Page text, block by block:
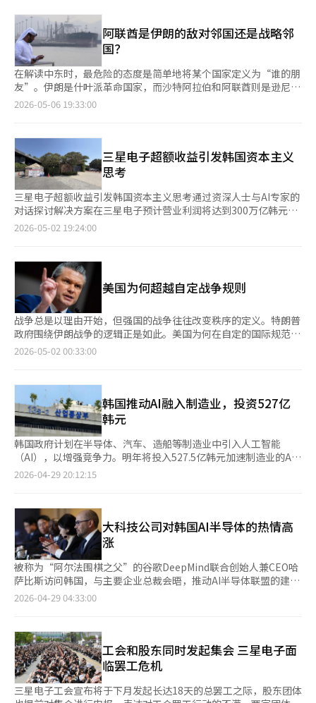
阿联酋是伊朗的敌对邻国还是战略邻
国？
在解读中东时，最危险的态度是简单地将某个国家定义为“谁的朋
友”。伊朗是什叶派革命国家，而沙特阿拉伯和阿联酋则是逊尼派
海湾君主国。以色列是伊朗最大的安全敌国，美国是海湾君主国的
然而，实际的中东远比这复杂。尤其是阿联酋的举动，充分展示了
当今中东秩序的复杂性和计算性。最近，伊朗军队对阿联酋的攻击
声明被阿联酋方面否认，但同时警告称，如果在阿联酋领土上针对
伊朗的军事行动开始，将会进行“毁灭性报复”。阿联酋声称击落
了来自伊朗的导弹和无人机，并称富查伊拉港的石油设施发生火
灾，但伊朗对此予以否认。这里重要的不是事实的争论，而是伊朗
在说“我们没有做”的同时，威胁称“如果你们成为美国和以色列
的军事基地，我们不会袖手旁观”。这就是伊朗式的战略语言。否
声称受到攻击，但并未采取直接的军事报复。这并不仅仅是因为恐
惧。阿联酋是一个小而富裕的国家。迪拜的金融、阿布扎比的能
源、富查伊拉的港口、先进的物流和旅游、国际资本的信任是国家
生存的核心。与伊朗的全面冲突可能会动摇阿联酋的根基。尽管伊
朗经济困难，受到国际制裁，但其拥有导弹、无人机、革命卫队和
海上不对称力量。如果阿联酋进行一次报复，伊朗可能会进行更大
规模的报复，这将同时动摇国际保险费、船舶运费、港口货物运
输、原油运输和外国投资心理。因此，阿联酋的选择是“愤怒但不
和富查伊拉。霍尔木兹海峡是全球能源流动的“动脉”。伊朗控制
着北岸，而阿联酋则在南岸运营港口和能源运输网络。富查伊拉是
绕过霍尔木兹海峡风险的战略港口，但同时也在伊朗的导弹和无人
机的打击范围内。在中东，地理就是命运。从韩国的角度看，阿联
酋是中东扩展的基地，作为先进城市和投资国家，但其国土正面临
着伊朗这个庞大的波斯国家。因此，阿联酋在强烈反对伊朗的同时
却不越过战争的门槛，正是因为这一点。中东的小国并非仅凭勇气
生存，而是凭借平衡感生存。伊朗与阿联酋关系的根源在于宗派问
相反，阿联酋和沙特等海湾君主国则基于逊尼派君主秩序。伊朗自
称是“抵抗西方和犹太复国主义的中心”，而海湾君主国则将伊朗
视为“可能动摇其体制的革命输出国”。然而，宗教只是表面，实
际上是权力和安全的问题。伊朗对阿联酋说“你们不能成为美国和
犹太复国主义者的巢穴”，听起来像是宗教谴责，但核心是军事警
告。伊朗最害怕的就是阿联酋成为美国和以色列的情报、反导和海
上行动基地。此外，波斯与阿拉伯之间的历史紧张关系也交织其
为文明的中心，而非中东的边缘国家。阿联酋是1971年独立的现
代国家，但通过金融、港口、能源、航空、投资和先进城市战略，
迅速成为全球重要的国家。波斯的深厚文明国家与阿拉伯的新兴商
业国家在波斯湾相对而立。两者无法完全忽视对方，也无法完全信
任对方。更深层次的火药桶是阿布穆萨岛、大通布岛和小通布岛问
2026-05-06 19:33:00
三星电子超额收益引发韩国资本主义
思考
三星电子超额收益引发韩国资本主义思考通过资深人士与AI专家的
对话探讨解决方案在三星电子预计营业利润将达到300万亿韩元的
背景下，围绕这笔巨额盈余的归属问题引发了激烈争论。工会要求
即“剩余索取权”的问题。企业是各种利益相关者提供资源并事先
约定报酬的契约集合。债权人放弃超额利润以换取约定利息，劳动
者获得工资但不直接拥有盈余索取权。合作伙伴通过合同价格确保
利润。各方分配完毕后，剩余部分由股东获得。股东拥有剩余的原
因很简单：当盈余为负时，他们首先承担损失。债权人和劳动者受
到保护，而股东则在最后一位承担损失。这种对称结构使股东成为
剩余索取权者，这不是特权，而是契约的结果。实际案例中，这一
结构显而易见。2023年，三星电子业绩大幅下滑时，劳动者的工
由股东承担。剩余索取权在损失时更为明显。有趣的是，企业内部
人员的行为。许多员工不愿持有公司股票，倾向于在行使股票期权
后立即兑现，因为他们比任何人都更了解剩余索取权的波动性和风
险。选择稳定工资的劳动者不愿承担剩余的风险是合理的。国家也
处于相同结构中。国家提供教育、基础设施、法治等社会资本，并
通过税收获得回报。公司税和所得税是已约定的份额。若国家想要
剩余索取权，可以通过主权财富基金购买股票。实际上，国民年金
公团就是通过这种方式获得剩余。欧洲的经验提供了重要教训。强
后，在全球科技企业竞争中败北。相反，美国尽管存在缺陷，但通
过资本的有效分配获得了技术霸权。理论最终通过结果得到验证。
结论是，股东资本主义并不完美，但替代方案也未得到充分验证。
解决方案在于制度的精细化，而非理论的颠覆。通过调整税制、分
红、劳动分配结构来实现平衡是现实的解决方案。资本主义的核心
是激励机制，承担风险者获得回报的结构一旦动摇，整个系统就会
动摇。最终，三星电子300万亿韩元的争论不是数字问题，而是关
于资本主义语法的哲学问题。股东获得剩余不是特权，而是契约，
变成斗争的场所，最终代价由整个社会承担。没有风险的回报是不
存在的。没有责任的权利是无法持续的。资本主义的本质很简单：
谁准备好首先承受损失。正义不是在分配中完成，而是在承诺中开
始。※ 本报道经人工智能（AI）系统翻译与编辑。
2026-05-02 19:24:00
美国为何超越自定战争规则
战争总是以理由开始，但强国的战争往往改变秩序的定义。特朗普
政府围绕伊朗战争的逻辑正是如此。美国为何在自定的国际规范和
国内法的边界上主张军事行动的正当性？表面上看，华盛顿似乎在
然而，特朗普政府声称在与伊朗的停战状态下，这个“60天时
钟”停止。国防部长皮特·海格塞斯在参议院听证会上表示，“在
停战状态下，60天计时停止”。批评声不断。在海上封锁和军事压
力持续的情况下，能否视为非战争状态？国际法上，封锁被视为战
争行为。美国内部不仅民主党，部分共和党议员也持怀疑态度。然
而，将特朗普政府的逻辑简单解读为“无视法律”会忽略本质。他
们的逻辑更具战略性和现实主义。首先，华盛顿不认为此次事件是
新的侵略战争。从美国的角度看，伊朗不仅是中东国家，更是可能
海峡一旦动荡，全球经济将受冲击。美国将其定义为维护国际海上
秩序和能源安全的威慑行动。美国的逻辑是：“如果我们不行动，
全球经济将付出更大代价。”特朗普阵营更进一步。现代安全环境
不同于冷战时代。网络战、无人机、非对称力量、海上封锁威胁在
数小时内瘫痪市场和供应链。在这种情况下，等待国会的长期讨论
和批准程序不符合现实。这就是总统需要迅速军事指挥权的原因。
实际上，美国宪政史已经朝这个方向发展。越南战争后，国会制定
《战争权力法》限制总统权力，但历届总统在利比亚、叙利亚、伊
的现实比法律条文更快。国际社会感到不安的原因也很明显。美国
批评中国和俄罗斯的实力外交，同时自己却行使“例外权力”。但
华盛顿的视角不同。美国视自己为国际秩序的最终保障者。换言
之，美国既是“规则的适用对象”，又是“为防止规则崩溃而行动
的国家”。这就是当今美国霸权的根本困境。问题在于市场比法律
条文更冷酷。全球经济已在支付战争成本。油价和海运费不稳定，
2026-05-02 00:33:00
韩国推动AI融入制造业，投资527亿
韩元
韩国政府计划在半导体、汽车、造船等制造业中引入人工智能
（AI），以增强竞争力。明年将投入527.5亿韩元加速制造业的AI
转型。产业通商部29日宣布，将推进“AI工厂领军项目”，支持行
考虑到全球供应链不稳定、地缘政治风险和技术霸权竞争加剧，制
造业的技术实现和大规模生产能力变得更加重要。产业部计划通过
该项目开发和普及行业特化的制造AI技术，引入AI机器人、设施和
设备，推动制造业的AI大转型（M.AX）。项目将针对紧急性和影响
力大的行业和工艺，选择32个课题，并根据行业需求提供多样化支
持，包括大中小企业合作型、数据和AI模型委托型等。具体而言，
项目将以五种类型运营，包括大企业与中小企业共享AI模型的“大
中小合作型”，以及向政府开放和委托数据和AI模型的“数据和AI
课题公告将于2月6日至3月9日进行，详细信息可在“跨部门综合
研究支持系统”网站上查看。产业部将于下月7日下午2点在JW万
豪东大门广场举行项目说明会，面向制造企业、AI企业和研究机
构。说明会将介绍新课题公告内容、课题建议书（RFP）规划意图
及评选计划，并通过问答环节收集现场意见，提高研究人员的理解
度，鼓励积极参与项目。产业部相关人士表示：“制造业和产业竞
2026-04-29 20:12:15
大科技公司对韩国AI半导体的热情高
涨
被称为“阿尔法围棋之父”的谷歌DeepMind联合创始人兼CEO哈
萨比斯访问韩国，与主要企业总裁会晤，推动AI半导体联盟的建
立。韩国在全球AI生态系统中的地位迅速上升。 据产业界消息，三
三星电子在存储和代工方面的优势使其成为谷歌DeepMind定制AI
芯片的理想合作伙伴。SK集团会长崔泰源也与哈萨比斯会面，探
讨AI基础设施建设合作。同日，现代汽车集团会长郑义宣和LG集
团会长具光谟也与哈萨比斯会晤，探索在半导体、移动、通信和机
器人领域的合作机会。 谷歌DeepMind专注于开发具有人类水平智
2026-04-29 04:33:00
工会和股东同时发起集会 三星电子面
临罢工危机
三星电子工会宣布将于下月发起长达18天的总罢工之际，股东团体